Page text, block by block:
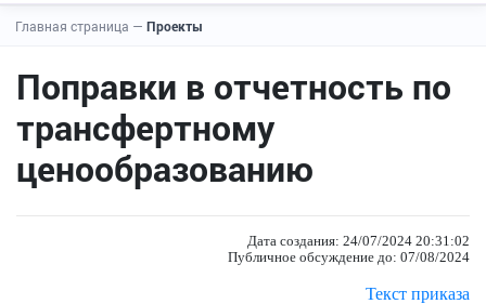
Главная страница — Проекты
Поправки в отчетность по
трансфертному
ценообразованию
Дата создания: 24/07/2024 20:31:02
Публичное обсуждение до: 07/08/2024
Текст приказа